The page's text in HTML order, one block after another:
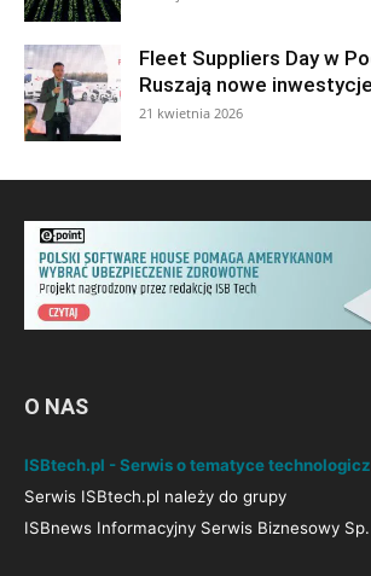
Fleet Suppliers Day w
Ruszają nowe
21 kwietnia 2026
O NAS
ISBtech.pl - Serwis o tematyce
Serwis ISBtech.pl należy do grupy
ISBnews Informacyjny Serwis Biznesowy